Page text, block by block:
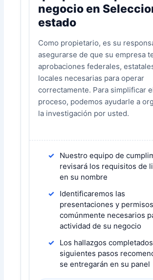
negocio en
estado
Como propietario, es su
asegurarse de que su empresa
aprobaciones federales,
locales necesarias para operar
correctamente. Para simplificar
proceso, podemos ayudarle a
la investigación por usted.
Nuestro equipo de
revisará los requisitos de
en su nombre
Identificaremos las
presentaciones y permisos
comúnmente necesarios
actividad de su negocio
Los hallazgos
siguientes pasos
se entregarán en su panel